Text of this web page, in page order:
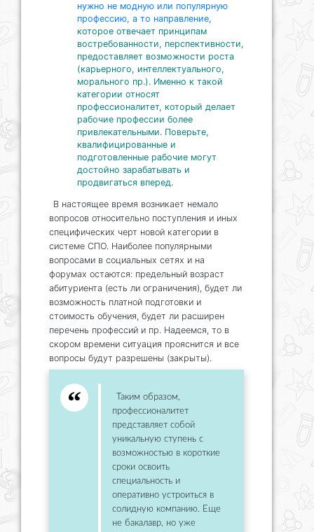
нужно не модную или популярную
профессию, а то направление,
которое отвечает принципам
востребованности, перспективности,
предоставляет возможности роста
(карьерного, интеллектуального,
морального пр.). Именно к такой
категории относят
профессионалитет, который делает
рабочие профессии более
привлекательными. Поверьте,
квалифицированные и
подготовленные рабочие могут
достойно зарабатывать и
продвигаться вперед.
В настоящее время возникает немало
вопросов относительно поступления и иных
специфических черт новой категории в
системе СПО. Наиболее популярными
вопросами в социальных сетях и на
форумах остаются: предельный возраст
абитуриента (есть ли ограничения), будет ли
возможность платной подготовки и
стоимость обучения, будет ли расширен
перечень профессий и пр. Надеемся, то в
скором времени ситуация прояснится и все
вопросы будут разрешены (закрыты).
Таким образом,
профессионалитет
представляет собой
уникальную ступень с
возможностью в короткие
сроки освоить
специальность и
оперативно устроиться в
солидную компанию. Еще
не бакалавр, но уже